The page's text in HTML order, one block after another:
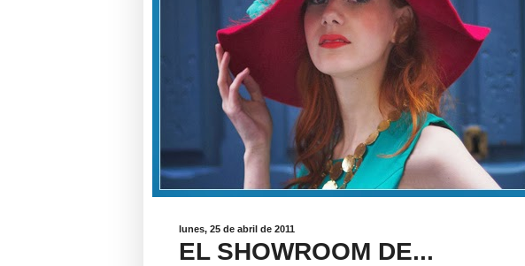
lunes, 25 de abril de 2011
EL SHOWROOM DE...